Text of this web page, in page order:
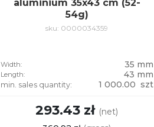
aluminium 35x43 cm (52-
54g)
sku: 0000034359
Width: 35 mm
Length: 43 mm
min. sales quantity: 1 000.00 szt
293.43 zł (net)